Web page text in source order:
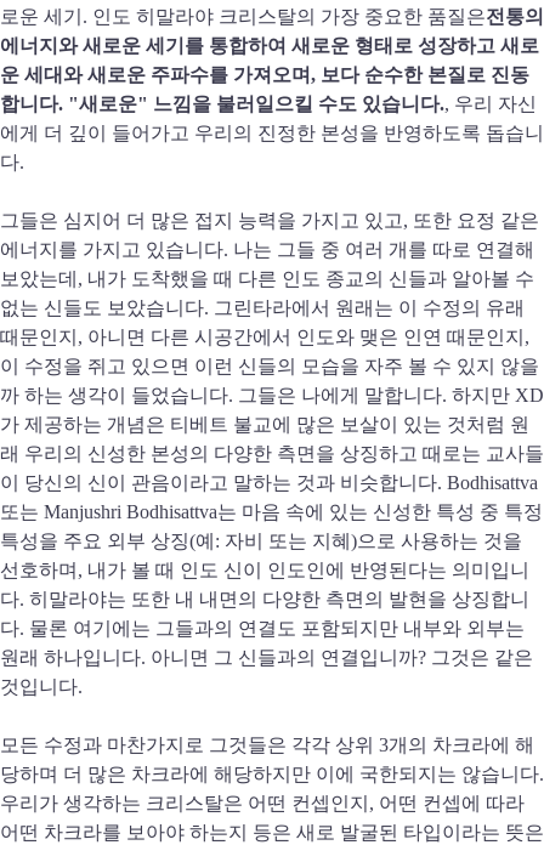
로운 세기. 인도 히말라야 크리스탈의 가장 중요한 품질은전통의
에너지와 새로운 세기를 통합하여 새로운 형태로 성장하고 새로
운 세대와 새로운 주파수를 가져오며, 보다 순수한 본질로 진동
합니다. "새로운" 느낌을 불러일으킬 수도 있습니다., 우리 자신
에게 더 깊이 들어가고 우리의 진정한 본성을 반영하도록 돕습니
다.
그들은 심지어 더 많은 접지 능력을 가지고 있고, 또한 요정 같은
에너지를 가지고 있습니다. 나는 그들 중 여러 개를 따로 연결해
보았는데, 내가 도착했을 때 다른 인도 종교의 신들과 알아볼 수
없는 신들도 보았습니다. 그린타라에서 원래는 이 수정의 유래
때문인지, 아니면 다른 시공간에서 인도와 맺은 인연 때문인지,
이 수정을 쥐고 있으면 이런 신들의 모습을 자주 볼 수 있지 않을
까 하는 생각이 들었습니다. 그들은 나에게 말합니다. 하지만 XD
가 제공하는 개념은 티베트 불교에 많은 보살이 있는 것처럼 원
래 우리의 신성한 본성의 다양한 측면을 상징하고 때로는 교사들
이 당신의 신이 관음이라고 말하는 것과 비슷합니다. Bodhisattva
또는 Manjushri Bodhisattva는 마음 속에 있는 신성한 특성 중 특정
특성을 주요 외부 상징(예: 자비 또는 지혜)으로 사용하는 것을
선호하며, 내가 볼 때 인도 신이 인도인에 반영된다는 의미입니
다. 히말라야는 또한 내 내면의 다양한 측면의 발현을 상징합니
다. 물론 여기에는 그들과의 연결도 포함되지만 내부와 외부는
원래 하나입니다. 아니면 그 신들과의 연결입니까? 그것은 같은
것입니다.
모든 수정과 마찬가지로 그것들은 각각 상위 3개의 차크라에 해
당하며 더 많은 차크라에 해당하지만 이에 국한되지는 않습니다.
우리가 생각하는 크리스탈은 어떤 컨셉인지, 어떤 컨셉에 따라
어떤 차크라를 보아야 하는지 등은 새로 발굴된 타입이라는 뜻은